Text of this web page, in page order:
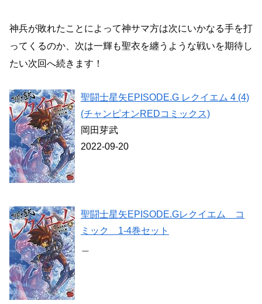
神兵が敗れたことによって神サマ方は次にいかなる手を打
ってくるのか、次は一輝も聖衣を纏うような戦いを期待し
たい次回へ続きます！
聖闘士星矢EPISODE.G レクイエム 4 (4)
(チャンピオンREDコミックス)
岡田芽武
2022-09-20
聖闘士星矢EPISODE.Gレクイエム コ
ミック 1-4巻セット